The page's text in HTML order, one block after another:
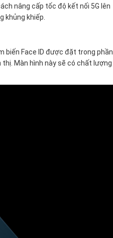
nâng cấp tốc độ kết nối 5G lên
khủng khiếp.
biến Face ID được đặt trong phần
thị. Màn hình này sẽ có chất lượng